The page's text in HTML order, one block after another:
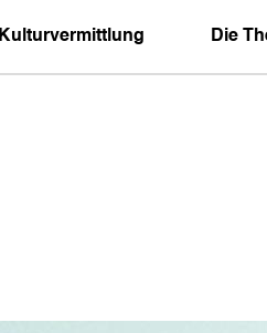
Kulturvermittlung Die